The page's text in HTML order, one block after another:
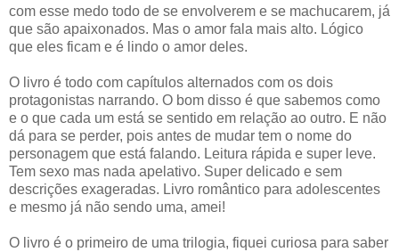
com esse medo todo de se envolverem e se machucarem, já
que são apaixonados. Mas o amor fala mais alto. Lógico
que eles ficam e é lindo o amor deles.
O livro é todo com capítulos alternados com os dois
protagonistas narrando. O bom disso é que sabemos como
e o que cada um está se sentido em relação ao outro. E não
dá para se perder, pois antes de mudar tem o nome do
personagem que está falando. Leitura rápida e super leve.
Tem sexo mas nada apelativo. Super delicado e sem
descrições exageradas. Livro romântico para adolescentes
e mesmo já não sendo uma, amei!
O livro é o primeiro de uma trilogia, fiquei curiosa para saber